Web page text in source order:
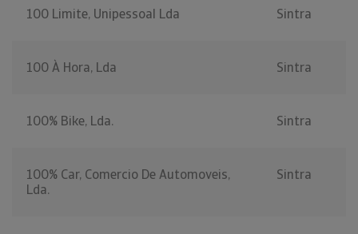
100 Limite, Unipessoal Lda Sintra
100 À Hora, Lda Sintra
100% Bike, Lda. Sintra
100% Car, Comercio De Automoveis,
Lda.
Sintra